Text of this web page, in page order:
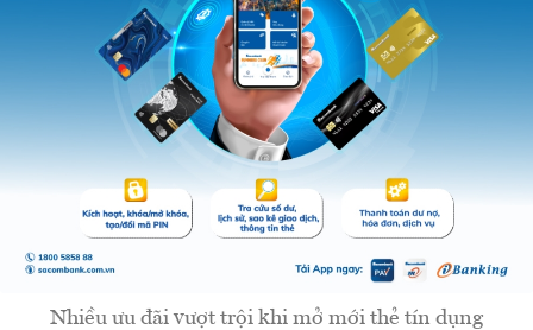
Nhiều ưu đãi vượt trội khi mở mới thẻ tín dụng